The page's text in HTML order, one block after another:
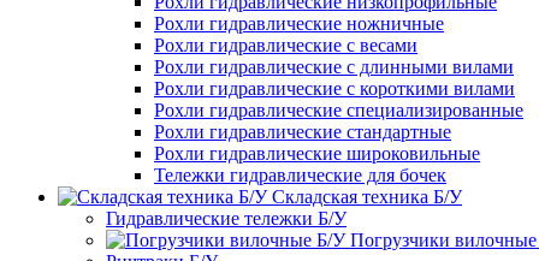
Рохли гидравлические ножничные
Рохли гидравлические с весами
Рохли гидравлические с длинными вилами
Рохли гидравлические с короткими вилами
Рохли гидравлические специализированные
Рохли гидравлические стандартные
Рохли гидравлические широковильные
Тележки гидравлические для бочек
Складская техника Б/У
Гидравлические тележки Б/У
Погрузчики